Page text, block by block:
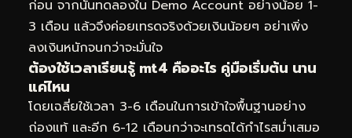
ก่อน จากนั้นทดลองใน Demo Account อย่างน้อย 1-
3 เดือน แล้วจึงค่อยเทรดจริงด้วยเงินน้อยๆ อย่าเพิ่ง
ลงเงินหนักจนกว่าจะมั่นใจ
ต้องใช้เวลาเรียนรู้ mt4 คืออะไร คู่มือเริ่มต้น นาน
แค่ไหน
โดยเฉลี่ยใช้เวลา 3-6 เดือนในการเข้าใจพื้นฐานอย่าง
ถ่องแท้ และอีก 6-12 เดือนกว่าจะเทรดได้กำไรสม่ำเสมอ